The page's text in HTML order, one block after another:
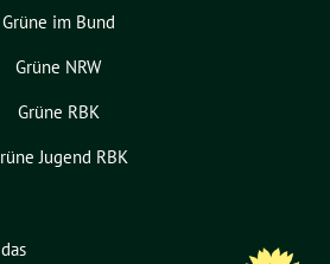
Grüne im Bund
Grüne NRW
Grüne RBK
Jugend RBK